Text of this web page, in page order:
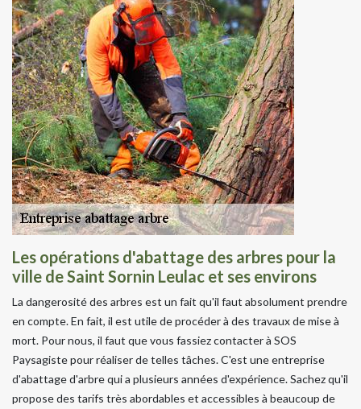
Les opérations d'abattage des arbres pour la
ville de Saint Sornin Leulac et ses environs
La dangerosité des arbres est un fait qu'il faut absolument prendre
en compte. En fait, il est utile de procéder à des travaux de mise à
mort. Pour nous, il faut que vous fassiez contacter à SOS
Paysagiste pour réaliser de telles tâches. C'est une entreprise
d'abattage d'arbre qui a plusieurs années d'expérience. Sachez qu'il
propose des tarifs très abordables et accessibles à beaucoup de